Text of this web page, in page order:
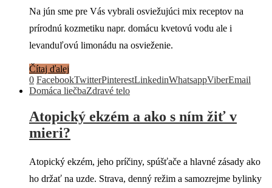
Na jún sme pre Vás vybrali osviežujúci mix receptov na
prírodnú kozmetiku napr. domácu kvetovú vodu ale i
levanduľovú limonádu na osvieženie.
Čítaj ďalej
0 FacebookTwitterPinterestLinkedinWhatsappViberEmail
Domáca liečbaZdravé telo
Atopický ekzém a ako s ním žiť v
mieri?
Atopický ekzém, jeho príčiny, spúšťače a hlavné zásady ako
ho držať na uzde. Strava, denný režim a samozrejme bylinky